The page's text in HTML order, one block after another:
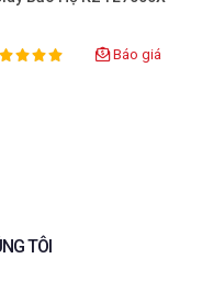
bằng bàn chải. Sử
sóc giày đánh bóng,
phẩm.
Rating: Báo giá
TÔI